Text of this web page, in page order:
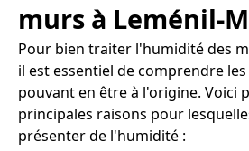
murs à Leménil-
Pour bien traiter l'humidité des
il est essentiel de comprendre
pouvant en être à l'origine. Voici
principales raisons pour
présenter de l'humidité :